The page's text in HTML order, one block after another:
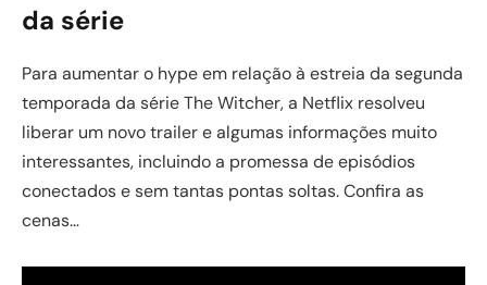
da série
Para aumentar o hype em relação à estreia da segunda
temporada da série The Witcher, a Netflix resolveu
liberar um novo trailer e algumas informações muito
interessantes, incluindo a promessa de episódios
conectados e sem tantas pontas soltas. Confira as
cenas…